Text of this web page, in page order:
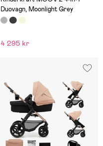
Duovagn, Moonlight Grey
4 295 kr